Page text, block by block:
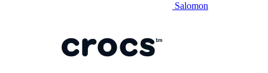
Salomon